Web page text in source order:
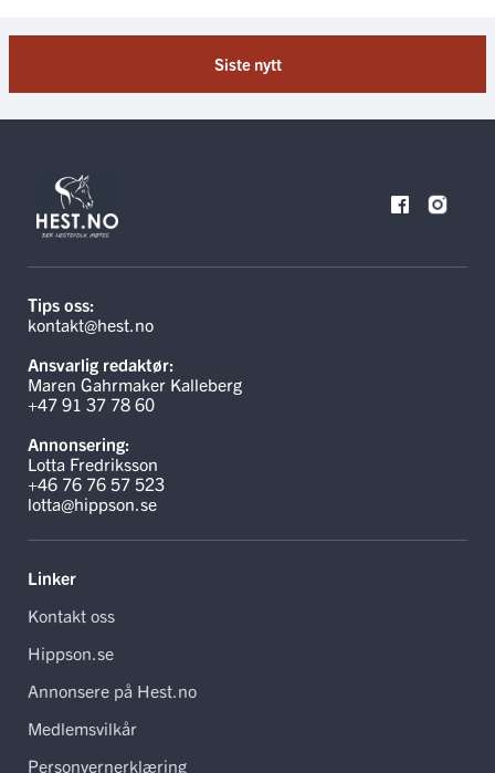
Siste nytt
Tips oss:
kontakt@hest.no
Ansvarlig redaktør:
Maren Gahrmaker Kalleberg
+47 91 37 78 60
Annonsering:
Lotta Fredriksson
+46 76 76 57 523
lotta@hippson.se
Linker
Kontakt oss
Hippson.se
Annonsere på Hest.no
Medlemsvilkår
Personvernerklæring